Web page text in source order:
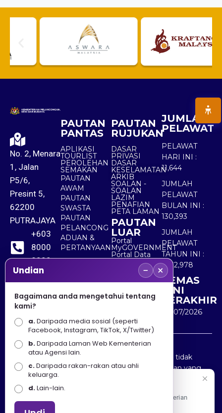
No. 2, Menara
1, Jalan
P5/6,
Presint 5,
62200
PUTRAJAYA
+603
8000
8000
+603
8891
7100
PAUTAN
PANTAS
APLIKASI
TOURLIST
PEROLEHAN
SEMAKAN
PAUTAN
AWAM
PAUTAN
SWASTA
PAUTAN
PELANCONG
ADUAN &
PERTANYAAN
PAUTAN
RUJUKAN
DASAR
PRIVASI
DASAR
KESELAMATAN
ARKIB
SOALAN -
SOALAN
LAZIM
PENAFIAN
PETA LAMAN
PAUTAN
LUAR
Portal
MyGOVERNMENT
Portal Data
Terbuka
Sektor Awam
JUMLAH
PELAWAT
PELAWAT
HARI INI :
11,644
JUMLAH
PELAWAT
BULAN INI :
130,393
JUMLAH
PELAWAT
TAHUN INI :
5,532,978
KEMAS
KINI
TERAKHIR
30/07/2026
Penafian : Kerajaan Malaysia dan Kementerian
Pelancongan Seni dan Budaya (MOTAC) adalah tidak
bertanggungjawab atas kehilangan atau kerugian yang
disebabkan oleh penggunaan mana-mana maklumat
yang diperolehi dari portal ini.
Undian − ×
Bagaimana anda mengetahui tentang
kami?
a.Daripada media sosial (seperti
Facebook, Instagram, TikTok, X/Twitter)
b.Daripada Laman Web Kementerian
atau Agensi lain.
c.Daripada rakan-rakan atau ahli
keluarga.
d.Lain-lain.
Apa Khabar! Selamat datang ke Portal Rasmi Kementerian
Pelancongan, Seni dan Budaya